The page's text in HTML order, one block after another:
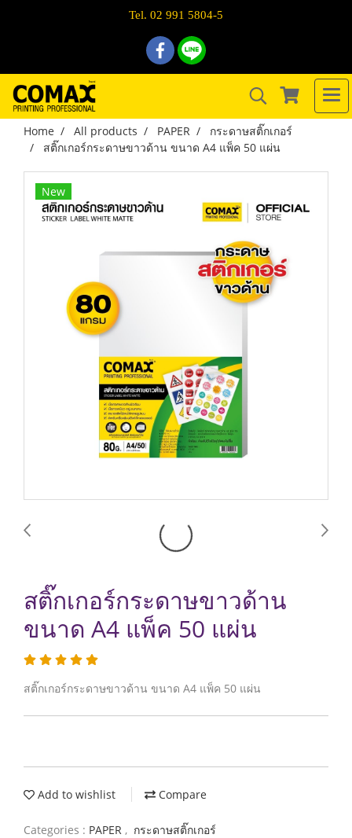
Tel. 02 991 5804-5
Home All products PAPER
กระดาษสติ๊กเกอร์
สติ๊กเกอร์กระดาษขาวด้าน ขนาด A4 แพ็ค 50 แผ่น
New
สติ๊กเกอร์กระดาษขาวด้าน
ขนาด A4 แพ็ค 50 แผ่น
สติ๊กเกอร์กระดาษขาวด้าน ขนาด A4 แพ็ค 50 แผ่น
Add to wishlist Compare
Categories : PAPER , กระดาษสติ๊กเกอร์